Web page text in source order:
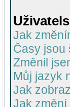
Jak
Časy jsou
Změnil
Můj jazyk
Jak
Jak